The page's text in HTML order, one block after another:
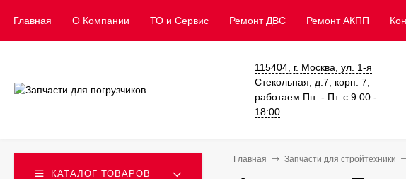
Главная О Компании ТО и Сервис ​Ремонт ДВС Ремонт АКПП
115404, г. Москва, ул. 1-я
Стекольная, д.7, корп. 7,
работаем Пн. - Пт. с 9:00 -
18:00
КАТАЛОГ ТОВАРОВ
Главная Запчасти для стройтехники